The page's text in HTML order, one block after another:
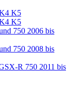
K5
K5
750 2006 bis
750 2008 bis
R 750 2011 bis